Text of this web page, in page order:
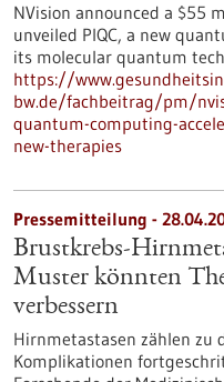
NVision announced a $55
unveiled PIQC, a new
its molecular quantum
https://
bw.de/fachbeitrag/pm/
quantum-computing-
new-therapies
Pressemitteilung -
Brustkrebs-
Muster könnten
verbessern
Hirnmetastasen zählen zu
Komplikationen